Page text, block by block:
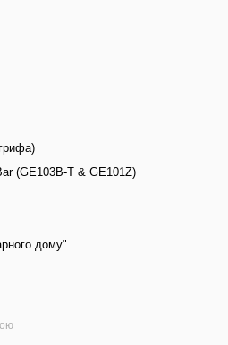
(GE103B-T & GE101Z)
дому"